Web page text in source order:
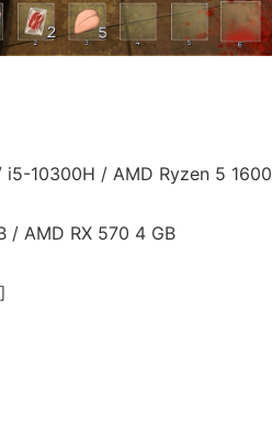
10300H / AMD Ryzen 5 1600
/ AMD RX 570 4 GB